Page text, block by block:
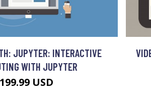
JUPYTER: INTERACTIVE
WITH JUPYTER
199.99 USD